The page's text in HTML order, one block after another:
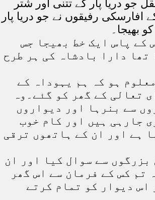
دریا پار کے تتنی اور شتر
افارسکی رفیقوں نے جو دریا پار
بھیجا۔
کے پاس ایک خط بھیجا جس
تھا دارا بادشاہ کی ہر طرح
ہو کہ ہم یہوداہ کے
تعالی کے گھر کو گئے۔وہ
سے بنرہا اور دیواروں
جارہی ہیں اور کام خوب
ہے اور ان کے ہاتھوں ترقی
بزرگوں سے سوال کیا اور ان
تم کس کے فرمان سے اس گھر
اس دیوار کو تمام کرتے